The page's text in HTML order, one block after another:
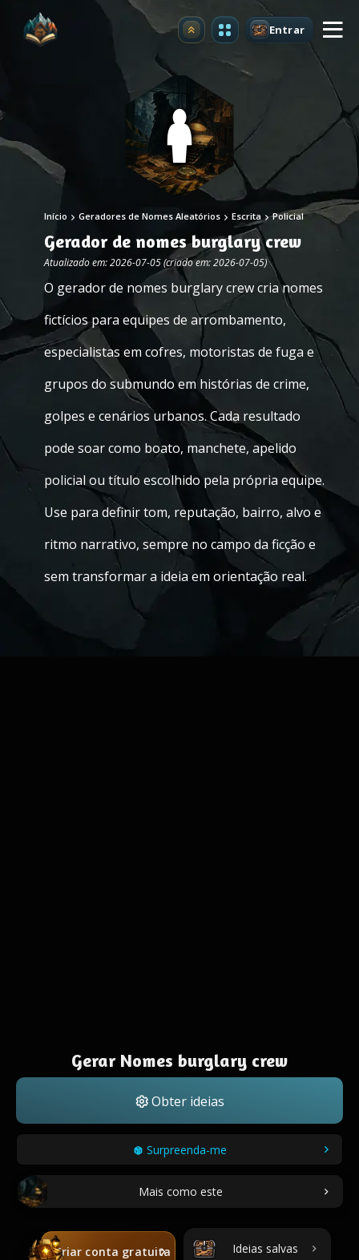
Atualizar Entrar
Início Geradores de Nomes Aleatórios Escrita Policial
Gerador de nomes burglary crew
Atualizado em: 2026-07-05 (criado em: 2026-07-05)
O gerador de nomes burglary crew cria nomes
fictícios para equipes de arrombamento,
especialistas em cofres, motoristas de fuga e
grupos do submundo em histórias de crime,
golpes e cenários urbanos. Cada resultado
pode soar como boato, manchete, apelido
policial ou título escolhido pela própria equipe.
Use para definir tom, reputação, bairro, alvo e
ritmo narrativo, sempre no campo da ficção e
sem transformar a ideia em orientação real.
Gerar Nomes burglary crew
Obter ideias
Surpreenda-me
Mais como este
Criar conta gratuita Ideias salvas